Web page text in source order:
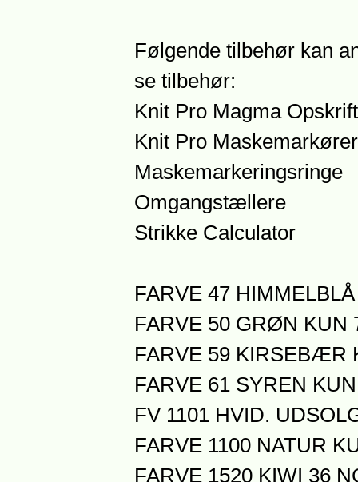
Følgende tilbehør kan
se tilbehør:
Knit Pro Magma
Knit Pro Maskemarkører
Maskemarkeringsringe
Omgangstællere
Strikke Calculator
FARVE 47
FARVE 50 GRØN KUN
FARVE 59 KIRSEBÆR
FARVE 61 SYREN
FV 1101 HVID.
FARVE 1100 NATUR
FARVE 1520 KIWI 36